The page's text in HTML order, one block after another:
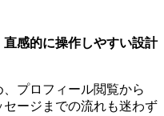
感的に操作しやすい設計
プロフィール閲覧から
セージまでの流れも迷わず